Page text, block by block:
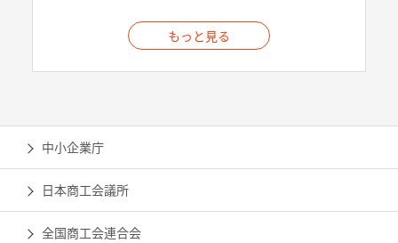
もっと見る
中小企業庁
日本商工会議所
全国商工会連合会